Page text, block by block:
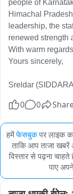
people of
Himachal
leadership, the
renewed strength
With warm
Yours sincerely,
Sreldar
0 0
हमेंफेसबुकपर लाइक
ताकि आप ताजा
विस्तार से पढ़ना चाहते
पाए